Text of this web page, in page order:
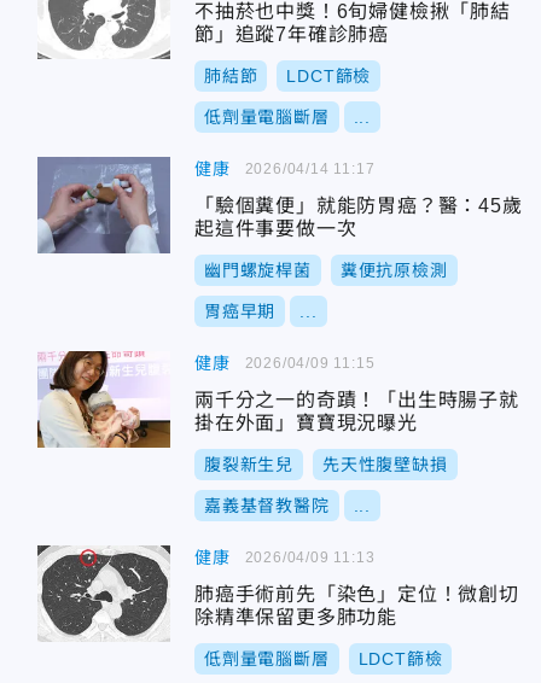
不抽菸也中獎！6旬婦健檢揪「肺結
節」追蹤7年確診肺癌
肺結節 LDCT篩檢
低劑量電腦斷層
健康
「驗個糞便」就能防胃癌？醫：45歲
起這件事要做一次
幽門螺旋桿菌 糞便抗原檢測
胃癌早期
2026/04/14 11:17
健康
兩千分之一的奇蹟！「出生時腸子就
掛在外面」寶寶現況曝光
腹裂新生兒 先天性腹壁缺損
嘉義基督教醫院
2026/04/09 11:15
健康
肺癌手術前先「染色」定位！微創切
除精準保留更多肺功能
低劑量電腦斷層 LDCT篩檢
2026/04/09 11:13